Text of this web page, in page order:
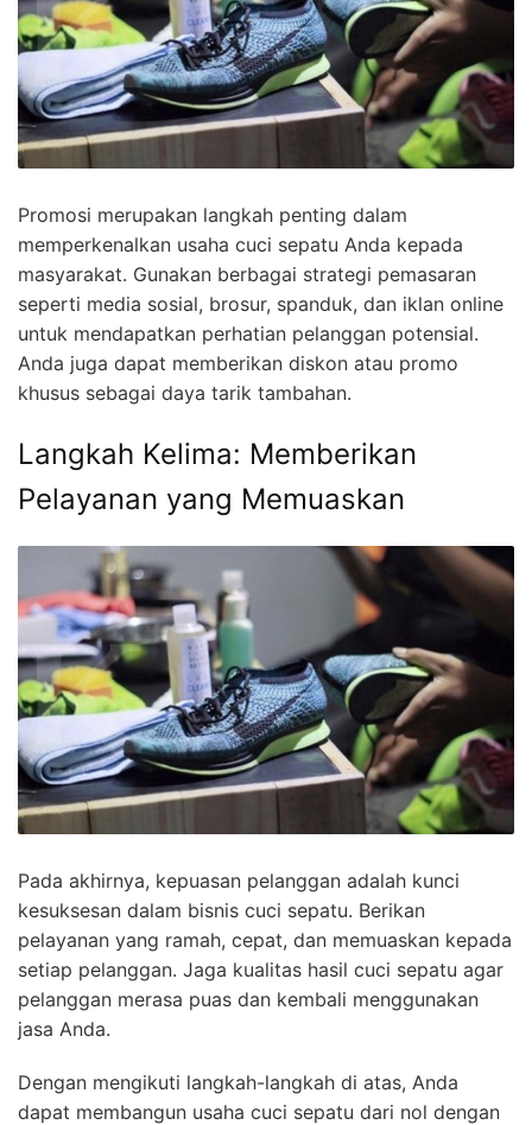
Promosi merupakan langkah penting dalam
memperkenalkan usaha cuci sepatu Anda kepada
masyarakat. Gunakan berbagai strategi pemasaran
seperti media sosial, brosur, spanduk, dan iklan online
untuk mendapatkan perhatian pelanggan potensial.
Anda juga dapat memberikan diskon atau promo
khusus sebagai daya tarik tambahan.
Langkah Kelima: Memberikan
Pelayanan yang Memuaskan
Pada akhirnya, kepuasan pelanggan adalah kunci
kesuksesan dalam bisnis cuci sepatu. Berikan
pelayanan yang ramah, cepat, dan memuaskan kepada
setiap pelanggan. Jaga kualitas hasil cuci sepatu agar
pelanggan merasa puas dan kembali menggunakan
jasa Anda.
Dengan mengikuti langkah-langkah di atas, Anda
dapat membangun usaha cuci sepatu dari nol dengan